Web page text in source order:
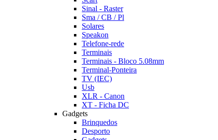
Sinal - Raster
Sma / CB / Pl
Solares
Speakon
Telefone-rede
Terminais
Terminais - Bloco 5.08mm
Terminal-Ponteira
TV (IEC)
Usb
XLR - Canon
XT - Ficha DC
Gadgets
Brinquedos
Desporto